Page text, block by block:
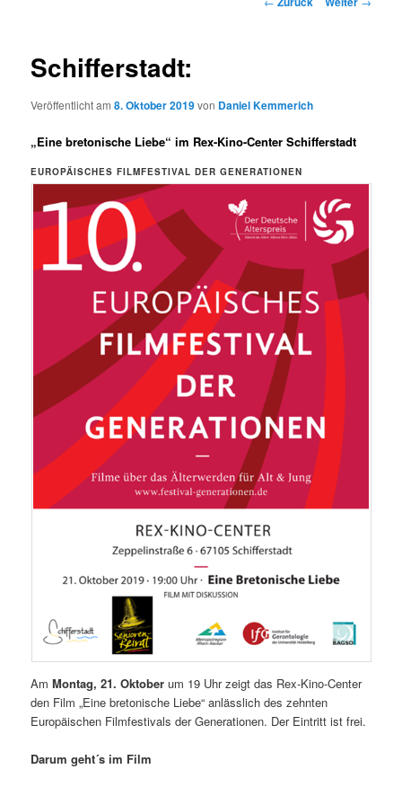
Schifferstadt:
Veröffentlicht am8. Oktober 2019von Daniel Kemmerich
„Eine bretonische Liebe“ im Rex-Kino-Center Schifferstadt
EUROPÄISCHES FILMFESTIVAL DER GENERATIONEN
AmMontag, 21. Oktober um 19 Uhr zeigt das Rex-Kino-Center
den Film „Eine bretonische Liebe“ anlässlich des zehnten
Europäischen Filmfestivals der Generationen. Der Eintritt ist frei.
Darum geht´s im Film